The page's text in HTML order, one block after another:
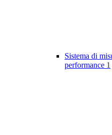
Sistema di
performance 1